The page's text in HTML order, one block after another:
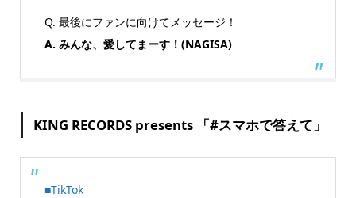
Q. 最後にファンに​向けてメッセージ！​
A. みんな、愛してまーす！(NAGISA)
KING RECORDS presents 「#スマホで答えて」
■TikTok